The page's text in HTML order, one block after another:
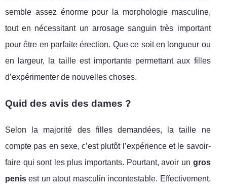
semble assez énorme pour la morphologie masculine,
tout en nécessitant un arrosage sanguin très important
pour être en parfaite érection. Que ce soit en longueur ou
en largeur, la taille est importante permettant aux filles
d’expérimenter de nouvelles choses.
Quid des avis des dames ?
Selon la majorité des filles demandées, la taille ne
compte pas en sexe, c’est plutôt l’expérience et le savoir-
faire qui sont les plus importants. Pourtant, avoir un gros
penis est un atout masculin incontestable. Effectivement,